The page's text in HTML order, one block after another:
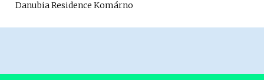
Danubia Residence Komárno